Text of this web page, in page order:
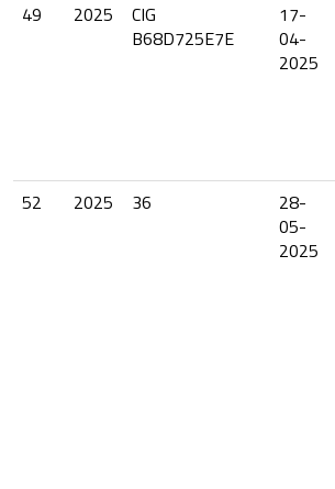
49 2025
CIG
B68D725E7E
17-
04-
2025
52
2025 36
28-
05-
2025